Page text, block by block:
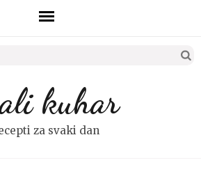
Search
kuhar
za svaki dan